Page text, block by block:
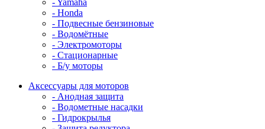
- Honda
- Подвесные бензиновые
- Водомётные
- Электромоторы
- Стационарные
- Б/у моторы
Аксессуары для моторов
- Анодная защита
- Водометные насадки
- Гидрокрылья